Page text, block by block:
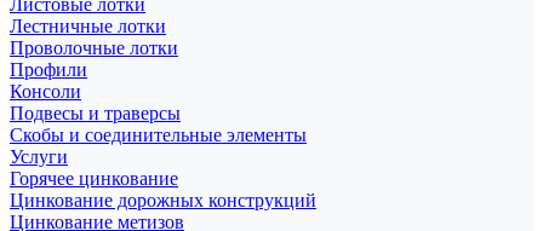
Листовые лотки
Лестничные лотки
Проволочные лотки
Профили
Консоли
Подвесы и траверсы
Скобы и соединительные элементы
Услуги
Горячее цинкование
Цинкование дорожных конструкций
Цинкование метизов